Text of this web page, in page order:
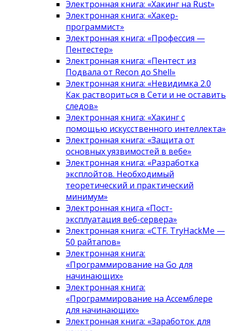
Электронная книга: «Хакинг на Rust»
Электронная книга: «Хакер-
программист»
Электронная книга: «Профессия —
Пентестер»
Электронная книга: «Пентест из
Подвала от Recon до Shell»
Электронная книга: «Невидимка 2.0
Как раствориться в Сети и не оставить
следов»
Электронная книга: «Хакинг с
помощью искусственного интеллекта»
Электронная книга: «Защита от
основных уязвимостей в вебе»
Электронная книга: «Разработка
эксплойтов. Необходимый
теоретический и практический
минимум»
Электронная книга «Пост-
эксплуатация веб-сервера»
Электронная книга: «CTF. TryHackMe —
50 райтапов»
Электронная книга:
«Программирование на Go для
начинающих»
Электронная книга:
«Программирование на Ассемблере
для начинающих»
Электронная книга: «Заработок для